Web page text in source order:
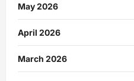
May 2026
April 2026
March 2026